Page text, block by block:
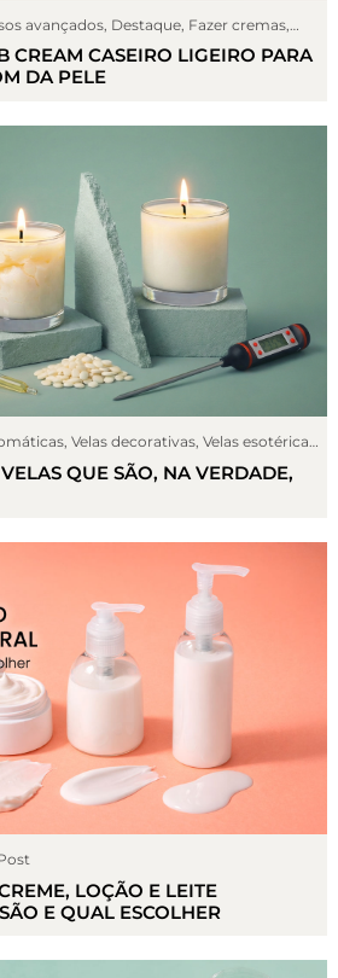
avançados Destaque Fazer cremas
CREAM CASEIRO LIGEIRO PARA
DA PELE
, Velas decorativas, Velas esotéricas,
QUE SÃO, NA VERDADE,
LOÇÃO E LEITE
E QUAL ESCOLHER